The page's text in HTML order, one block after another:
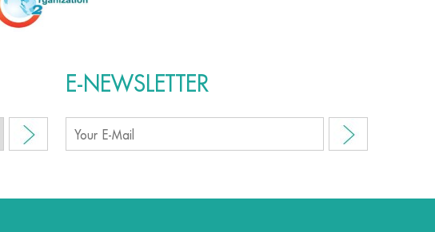
E-NEWSLETTER